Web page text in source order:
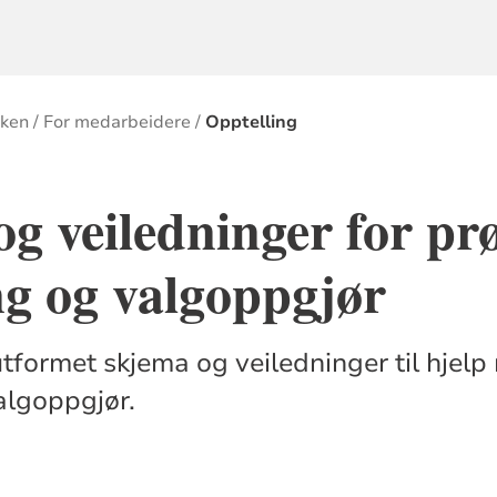
For medarbeidere Opptelling
veiledninger for
og valgoppgjør
skjema og veiledninger til hjelp